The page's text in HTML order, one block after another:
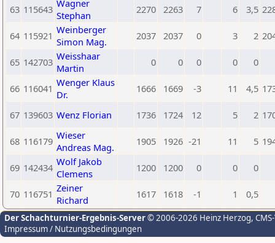
63 115643 Wagner
Stephan
2270 2263 7 6 3,5
64 115921 Weinberger
Simon Mag.
2037 2037 0 3 2
65 142703 Weisshaar
Martin
0 0 0 0 0
66 116041 Wenger Klaus
Dr.
1666 1669 -3 11 4,5
67 139603 Wenz Florian 1736 1724 12 5 2
68 116179 Wieser
Andreas Mag.
1905 1926 -21 11 5
69 142434 Wolf Jakob
Clemens
1200 1200 0 0 0
70 116751 Zeiner
Richard
1617 1618 -1 1 0,5
Der Schachturnier-Ergebnis-Server© 2006-2026 Heinz Herzog,
Impressum / Nutzungsbedingungen